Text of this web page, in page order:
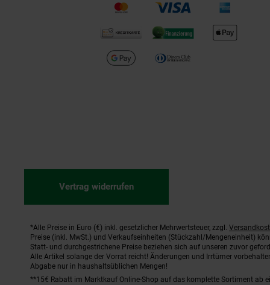
Vertrag widerrufen
Fußnoten
*Alle Preise in Euro (€) inkl. gesetzlicher Mehrwertsteuer, zzgl.
Preise (inkl. MwSt.) und Verkaufseinheiten (Stückzahl/Mengeneinheit)
Statt- und durchgestrichene Preise beziehen sich auf unseren zuvor
Alle Artikel solange der Vorrat reicht! Änderungen und Irrtümer
Abgabe nur in haushaltsüblichen Mengen!
**15€ Rabatt im Marktkauf Online-Shop auf das komplette Sortiment ab